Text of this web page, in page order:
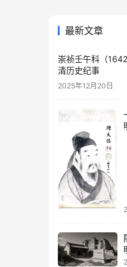
最新文章
崇祯壬午科（
清历史纪事
2025年12月20日